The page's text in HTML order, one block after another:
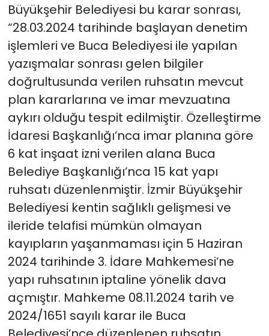
Büyükşehir Belediyesi bu karar sonrası,
“28.03.2024 tarihinde başlayan denetim
işlemleri ve Buca Belediyesi ile yapılan
yazışmalar sonrası gelen bilgiler
doğrultusunda verilen ruhsatın mevcut
plan kararlarına ve imar mevzuatına
aykırı olduğu tespit edilmiştir. Özelleştirme
İdaresi Başkanlığı’nca imar planına göre
6 kat inşaat izni verilen alana Buca
Belediye Başkanlığı’nca 15 kat yapı
ruhsatı düzenlenmiştir. İzmir Büyükşehir
Belediyesi kentin sağlıklı gelişmesi ve
ileride telafisi mümkün olmayan
kayıpların yaşanmaması için 5 Haziran
2024 tarihinde 3. İdare Mahkemesi’ne
yapı ruhsatının iptaline yönelik dava
açmıştır. Mahkeme 08.11.2024 tarih ve
2024/1651 sayılı karar ile Buca